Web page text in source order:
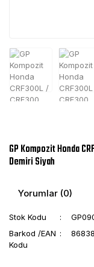
GP Kompozit Honda
Demiri Siyah
Yorumlar (0)
Stok Kodu
Barkod /EAN
Kodu